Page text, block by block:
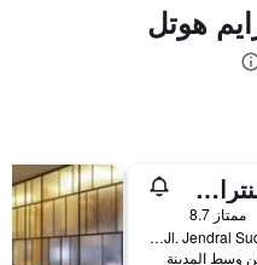
هوتل
جراند سنترال هوتل بيكانبارو
ممتاز 8.7
Jl. Jendral Sudirman No. 1, بيكانبارو, إندونيسيا